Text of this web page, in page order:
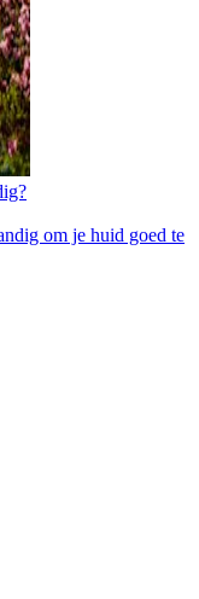
om je huid goed te